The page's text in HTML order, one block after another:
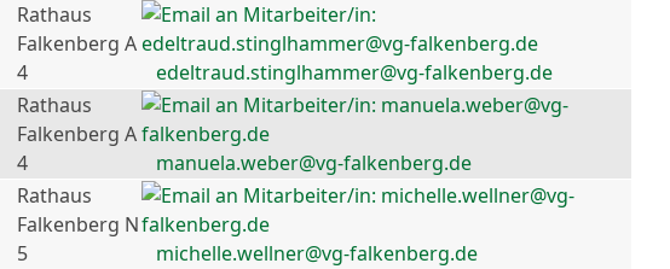
Rathaus
Falkenberg A
4
edeltraud.stinglhammer@vg-falkenberg.de
Rathaus
Falkenberg A
4
manuela.weber@vg-falkenberg.de
Rathaus
Falkenberg N
5
michelle.wellner@vg-falkenberg.de